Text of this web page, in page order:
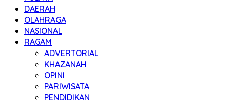
DAERAH
OLAHRAGA
NASIONAL
RAGAM
ADVERTORIAL
KHAZANAH
OPINI
PARIWISATA
PENDIDIKAN